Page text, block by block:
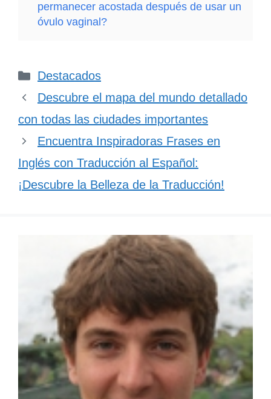
permanecer acostada después de usar un
óvulo vaginal?
Categorías
Destacados
Descubre el mapa del mundo detallado
con todas las ciudades importantes
Encuentra Inspiradoras Frases en
Inglés con Traducción al Español:
¡Descubre la Belleza de la Traducción!